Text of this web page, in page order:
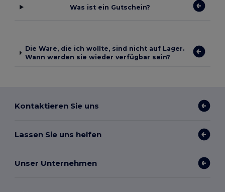
Was ist ein Gutschein?
Die Ware, die ich wollte, sind nicht auf Lager.
Wann werden sie wieder verfügbar sein?
Kontaktieren Sie uns
Lassen Sie uns helfen
Unser Unternehmen